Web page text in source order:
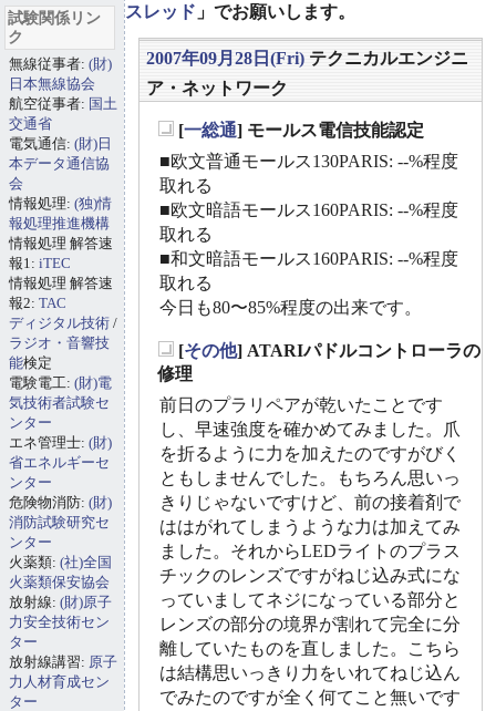
スレッド 」でお願いします。
2007年09月28日(Fri) テクニカルエンジニ
ア・ネットワーク
[一総通] モールス電信技能認定
■欧文普通モールス130PARIS: --%程度
取れる
■欧文暗語モールス160PARIS: --%程度
取れる
■和文暗語モールス160PARIS: --%程度
取れる
今日も80〜85%程度の出来です。
[その他] ATARIパドルコントローラの
修理
前日のプラリペアが乾いたことです
し、早速強度を確かめてみました。爪
を折るように力を加えたのですがびく
ともしませんでした。もちろん思いっ
きりじゃないですけど、前の接着剤で
ははがれてしまうような力は加えてみ
ました。それからLEDライトのプラス
チックのレンズですがねじ込み式にな
っていましてネジになっている部分と
レンズの部分の境界が割れて完全に分
離していたものを直しました。こちら
は結構思いっきり力をいれてねじ込ん
でみたのですが全く何てこと無いです
試験関係リン
ク
無線従事者: (財)
日本無線協会
航空従事者: 国土
交通省
電気通信: (財)日
本データ通信協
会
情報処理: (独)情
報処理推進機構
情報処理 解答速
報1: iTEC
情報処理 解答速
報2: TAC
ディジタル技術 /
ラジオ・音響技
能検定
電験電工: (財)電
気技術者試験セ
ンター
エネ管理士: (財)
省エネルギーセ
ンター
危険物消防: (財)
消防試験研究セ
ンター
火薬類: (社)全国
火薬類保安協会
放射線: (財)原子
力安全技術セン
ター
放射線講習: 原子
力人材育成セン
ター